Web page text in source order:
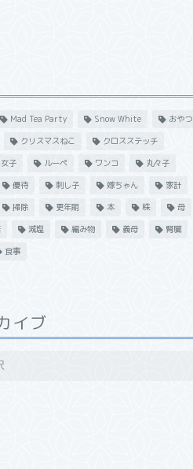
Mad Tea Party Snow White
おやつ
クリスマスねこ
クロスステッチ
子
ルーペ ワンコ
丸々子
優待 刺し子 嫁ちゃん
家計
掃除 更年期 本 株
母
減塩 編み物 義母
腎臓
食事
イブ